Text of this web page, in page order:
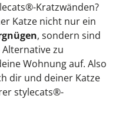
Kratzwänden?
Katze nicht nur ein
, sondern sind
zu
Wohnung auf. Also
dir und deiner Katze
stylecats®-